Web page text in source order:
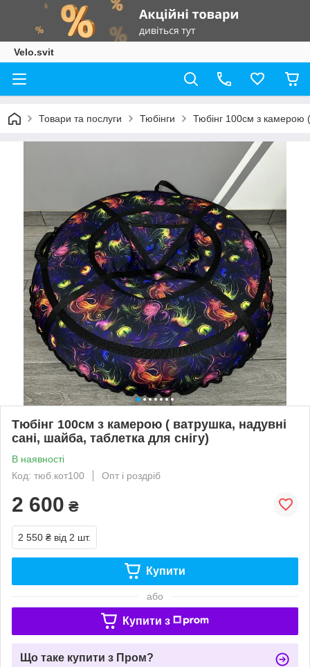
Velo.svit
Товари та послуги Тюбінги Тюбінг 100см з камерою (
Тюбінг 100см з камерою ( ватрушка, надувні
сані, шайба, таблетка для снігу)
В наявності
Код: тюб.кот100
Опт і роздріб
2 600 ₴
2 550 ₴ від 2 шт.
Купити
або
Купити з
Що таке купити з Пром?